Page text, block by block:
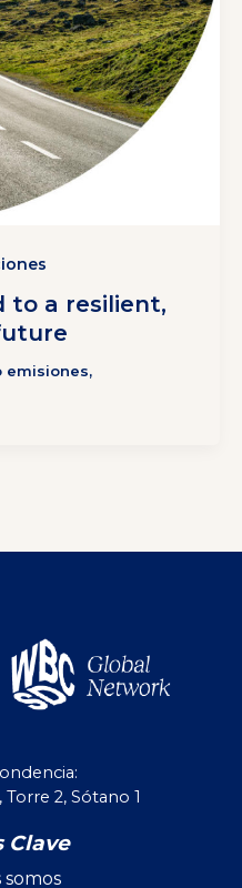
to a resilient,
emisiones,
Torre 2, Sótano 1
Clave